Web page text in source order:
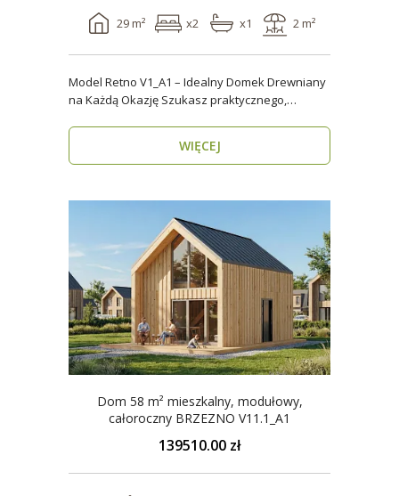
29 m² x2 x1 2 m²
Model Retno V1_A1 – Idealny Domek Drewniany
na Każdą Okazję Szukasz praktycznego,
WIĘCEJ
Dom 58 m² mieszkalny, modułowy,
całoroczny BRZEZNO V11.1_A1
139510.00 zł